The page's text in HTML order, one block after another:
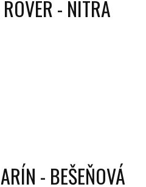
- NITRA
- BEŠEŇOVÁ